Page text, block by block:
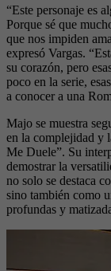
“Este personaje es
Porque sé que
que nos impiden
expresó Vargas.
su corazón, pero
poco en la serie,
a conocer a una
Majo se muestra
en la complejidad y
Me Duele”. Su
demostrar la
no solo se destaca
sino también como
profundas y